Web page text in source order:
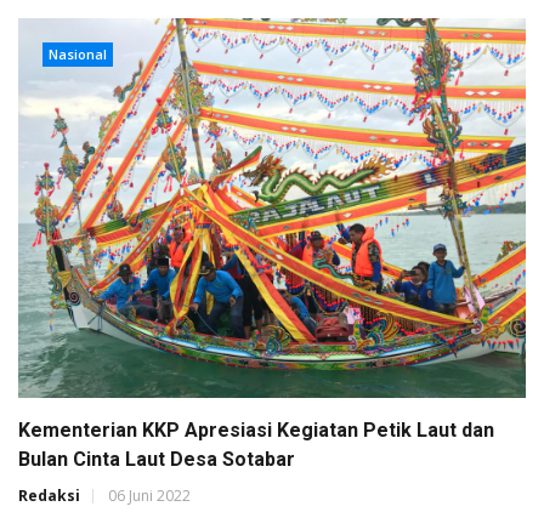
Nasional
Kementerian KKP Apresiasi Kegiatan Petik Laut dan
Bulan Cinta Laut Desa Sotabar
Redaksi 06 Juni 2022